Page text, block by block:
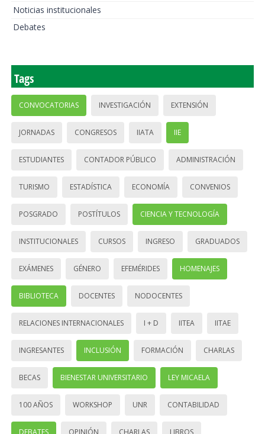
Noticias institucionales
Debates
Tags
CONVOCATORIAS INVESTIGACIÓN EXTENSIÓN
JORNADAS CONGRESOS IIATA IIE
ESTUDIANTES CONTADOR PÚBLICO ADMINISTRACIÓN
TURISMO ESTADÍSTICA ECONOMÍA CONVENIOS
POSGRADO POSTÍTULOS CIENCIA Y TECNOLOGÍA
INSTITUCIONALES CURSOS INGRESO GRADUADOS
EXÁMENES GÉNERO EFEMÉRIDES HOMENAJES
BIBLIOTECA DOCENTES NODOCENTES
RELACIONES INTERNACIONALES I + D IITEA IITAE
INGRESANTES INCLUSIÓN FORMACIÓN CHARLAS
BECAS BIENESTAR UNIVERSITARIO LEY MICAELA
100 AÑOS WORKSHOP UNR CONTABILIDAD